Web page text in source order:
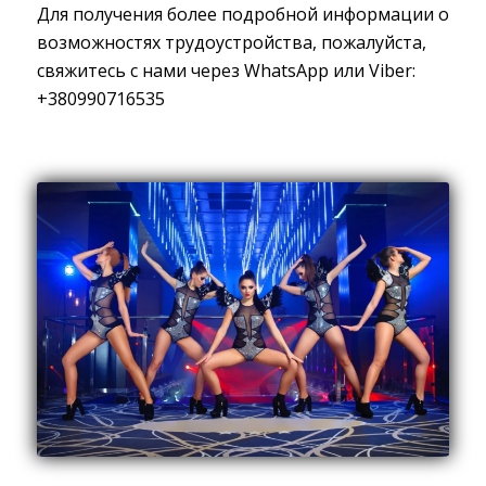
Для получения более подробной информации о
возможностях трудоустройства, пожалуйста,
свяжитесь с нами через WhatsApp или Viber:
+380990716535